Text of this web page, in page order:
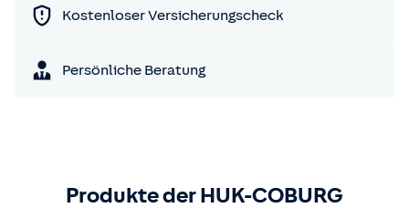
Kostenloser Versicherungscheck
Persönliche Beratung
Produkte der HUK-COBURG